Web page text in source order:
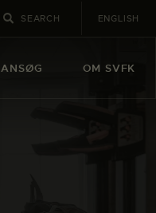
ENGLISH
ANSØG OM SVFK